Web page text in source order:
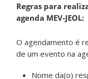
Regras para
agenda MEV-JEOL:
O agendamento é
de um evento na
Nome da(o)